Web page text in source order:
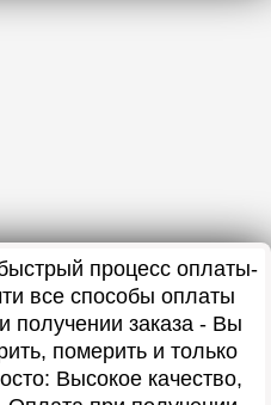
процесс оплаты-
все способы оплаты
получении заказа - Вы
померить и только
Высокое качество,